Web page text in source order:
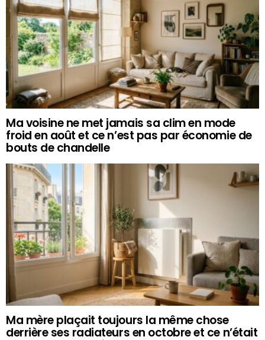
Ma voisine ne met jamais sa clim en mode
froid en août et ce n’est pas par économie de
bouts de chandelle
Ma mère plaçait toujours la même chose
derrière ses radiateurs en octobre et ce n’était